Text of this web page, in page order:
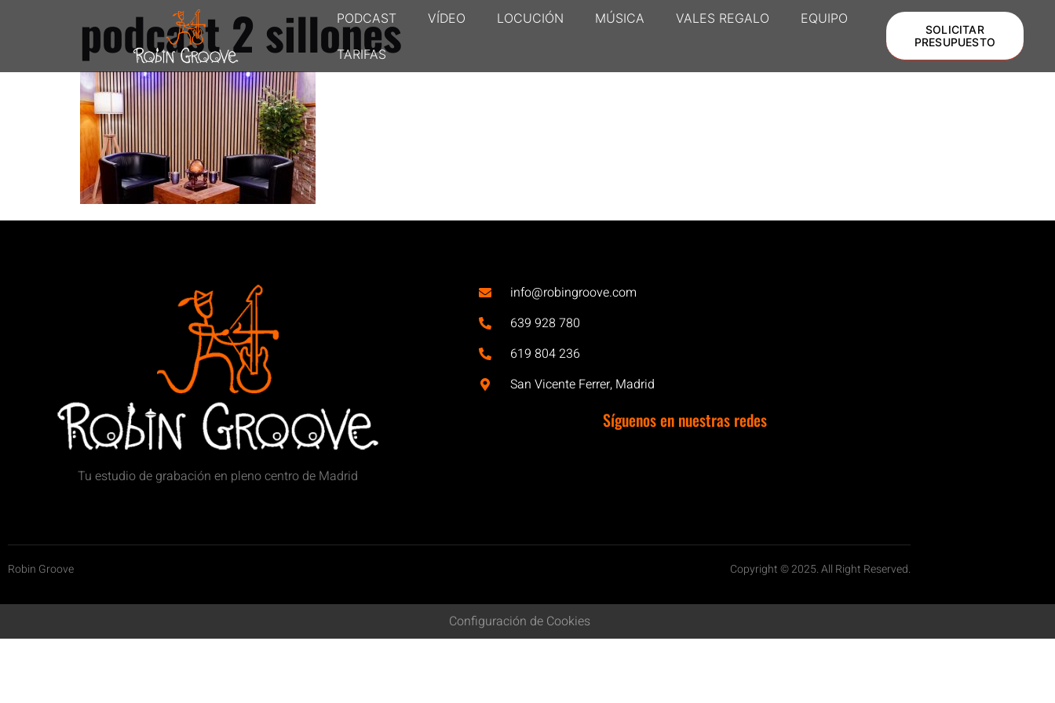
PODCAST VÍDEO LOCUCIÓN MÚSICA VALES REGALO EQUIPO
TARIFAS
SOLICITAR
PRESUPUESTO
podcast 2 sillones
Tu estudio de grabación en pleno centro de Madrid
info@robingroove.com
639 928 780
619 804 236
San Vicente Ferrer, Madrid
Síguenos en nuestras redes
Robin Groove Copyright © 2025. All Right Reserved.
Configuración de Cookies